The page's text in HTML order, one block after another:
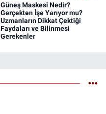
Güneş Maskesi Nedir?
Gerçekten İşe Yarıyor mu?
Uzmanların Dikkat Çektiği
Faydaları ve Bilinmesi
Gerekenler